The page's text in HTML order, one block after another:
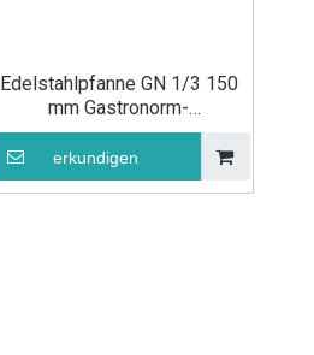
Edelstahlpfanne GN 1/3 150
mm Gastronorm-
Lebensmittelbehälter
erkundigen